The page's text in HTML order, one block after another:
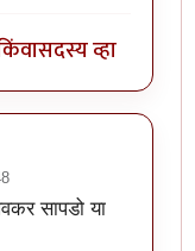
सदस्य व्हा
by कंजूस
सापडो या